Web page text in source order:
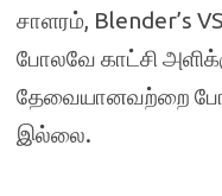
சாளரம், Blender’s
போலவே காட்சி
தேவையானவற்றை
இல்லை.